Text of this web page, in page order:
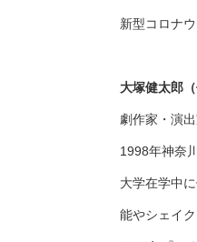
新型コロナ
大塚健太郎（
劇作家・演
1998年神奈
大学在学中
能やシェイ